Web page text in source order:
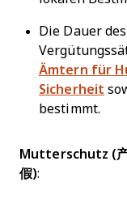
Die Dauer
Ämtern für
Sicherheit
bestimmt.
Mutterschutz (
假):